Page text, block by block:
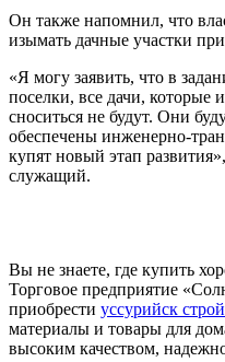
Он также напомнил, что
изымать дачные участки
«Я могу заявить, что в
поселки, все дачи, которые
сноситься не будут. Они
обеспечены инженерно-
купят новый этап
служащий.
Вы не знаете, где купить
Торговое предприятие
приобрести уссурийск
материалы и товары для
высоким качеством,